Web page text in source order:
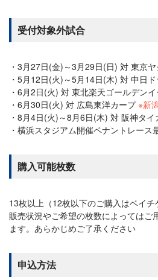
受付対象外試合
3月27日(金)～3月29日(日) 対 東京
5月12日(火)～5月14日(木) 対 中日
6月2日(火) 対 東北楽天ゴールデンイ
6月30日(火) 対 広島東洋カープ※新
8月4日(火)～8月6日(木) 対 阪神タイ
横浜スタジアム開催ペナントレース
購入可能枚数
13枚以上（12枚以下のご購入はベイチ
販売状況やご希望の枚数によってはご
ます。あらかじめご了承ください
申込方法